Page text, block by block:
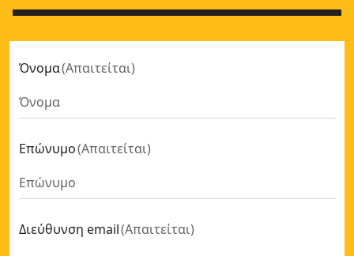
Όνομα(Απαιτείται)
Επώνυμο(Απαιτείται)
Διεύθυνση email(Απαιτείται)